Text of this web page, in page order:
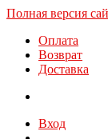
Полная версия
Оплата
Возврат
Доставка
Вход